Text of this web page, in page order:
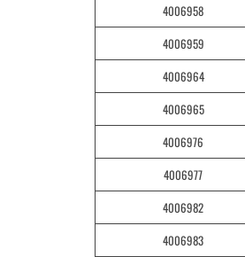
4006958
4006959
4006964
4006965
4006976
4006977
4006982
4006983